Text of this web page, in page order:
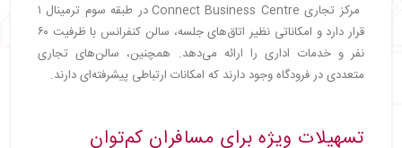
مرکز تجاری Connect Business Centre در طبقه سوم ترمینال ۱
قرار دارد و امکاناتی نظیر اتاق‌های جلسه، سالن کنفرانس با ظرفیت ۶۰
نفر و خدمات اداری را ارائه می‌دهد. همچنین، سالن‌های تجاری
متعددی در فرودگاه وجود دارند که امکانات ارتباطی پیشرفته‌ای دارند.
تسهیلات ویژه برای مسافران کم‌توان